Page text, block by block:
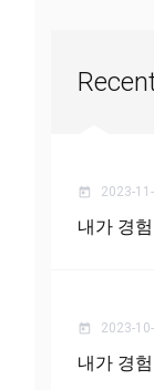
today 2023-
내가 경
today 2023-
내가 경